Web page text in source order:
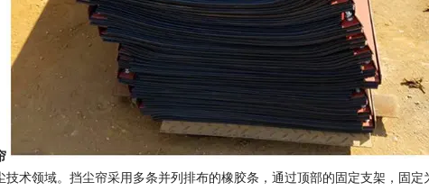
术领域。挡尘帘采用多条并列排布的橡胶条，通过顶部的固定支架，固定